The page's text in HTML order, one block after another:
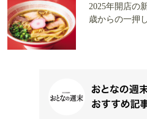
2025年開店の
歳からの一押